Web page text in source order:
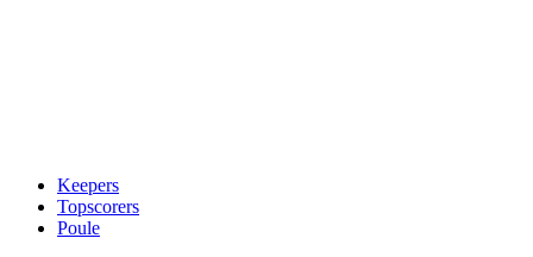
Keepers
Topscorers
Poule